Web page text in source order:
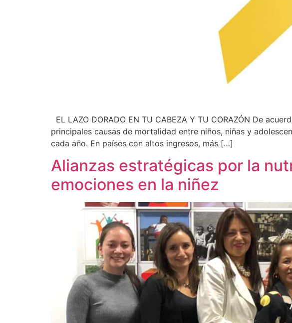
EL LAZO DORADO EN TU CABEZA Y TU CORAZÓN De
principales causas de mortalidad entre niños, niñas y
cada año. En países con altos ingresos, más […]
Alianzas estratégicas por la
emociones en la niñez